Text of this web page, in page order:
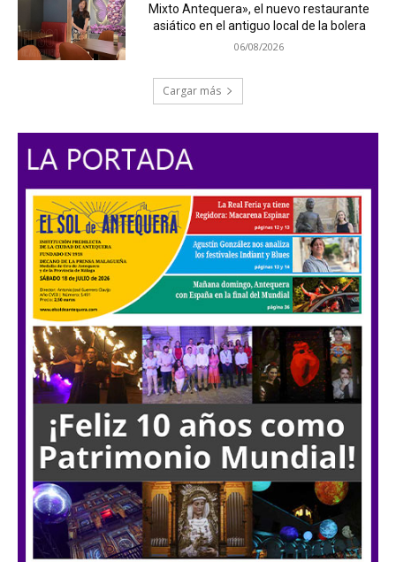
Mixto Antequera», el nuevo restaurante
asiático en el antiguo local de la bolera
06/08/2026
Cargar más